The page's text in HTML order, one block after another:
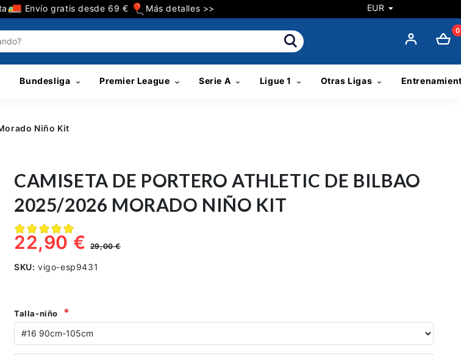
EUR
Envío gratis desde 69 € Más detalles >>
0
Bundesliga Premier League Serie A Ligue 1 Otras Ligas
Niño Kit
CAMISETA DE PORTERO ATHLETIC DE BILBAO
2025/2026 MORADO NIÑO KIT
22,90 €29,00 €
SKU: vigo-esp9431
Talla-niño